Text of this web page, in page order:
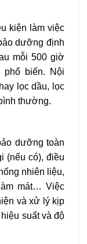
kiện làm việc
dưỡng định
mỗi 500 giờ
phổ biến. Nội
lọc dầu, lọc
thường.
dưỡng toàn
(nếu có), điều
nhiên liệu,
mát… Việc
và xử lý kịp
suất và độ